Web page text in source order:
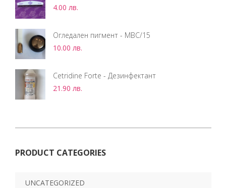
4.00 лв.
Огледален пигмент - MBC/15
10.00 лв.
Cetridine Forte - Дезинфектант
21.90 лв.
PRODUCT CATEGORIES
UNCATEGORIZED